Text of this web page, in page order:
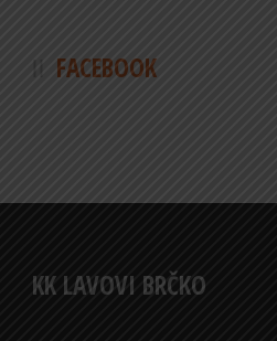
FACEBOOK
KK LAVOVI BRČKO